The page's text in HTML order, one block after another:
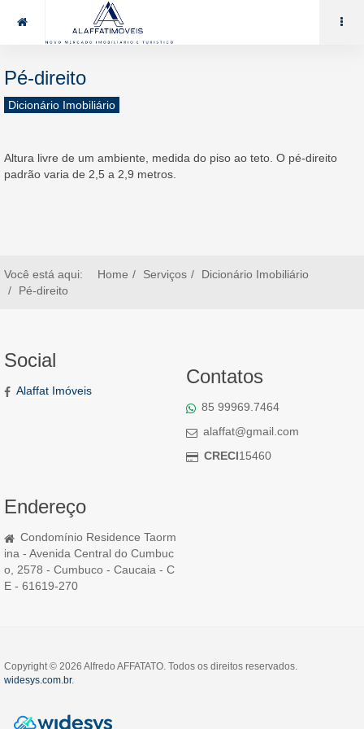
85 99969.7464 alaffat@gmail.com
Pé-direito
Dicionário Imobiliário
Altura livre de um ambiente, medida do piso ao teto. O pé-direito
padrão varia de 2,5 a 2,9 metros.
Você está aqui: Home Serviços
Dicionário Imobiliário
Pé-direito
Social
Alaffat Imóveis
Contatos
85 99969.7464
alaffat@gmail.com
CRECI15460
Endereço
Condomínio Residence Taorm
ina - Avenida Central do Cumbuc
o, 2578 - Cumbuco - Caucaia - C
E - 61619-270
Copyright © 2026 Alfredo AFFATATO. Todos os direitos reservados.
widesys.com.br.